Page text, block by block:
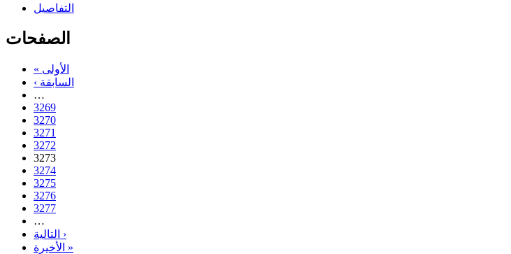
التفاصيل
الصفحات
« الأولى
‹ السابقة
…
3269
3270
3271
3272
3273
3274
3275
3276
3277
…
التالية ›
الأخيرة »